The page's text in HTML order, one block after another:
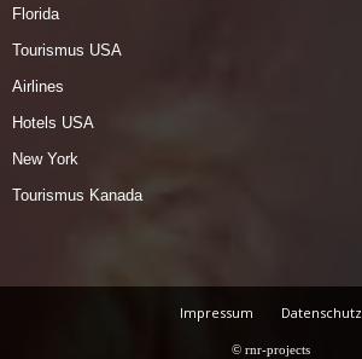
Florida
Tourismus USA
Airlines
Hotels USA
New York
Tourismus Kanada
Impressum Datenschutz
© rnr-projects